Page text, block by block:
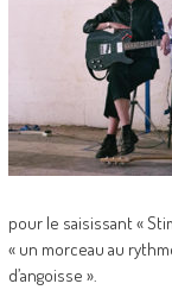
pour le saisissant «
« un morceau au
d’angoisse ».